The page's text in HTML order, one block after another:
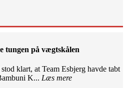
tungen på vægtskålen
klart, at Team Esbjerg havde tabt
K... Læs mere